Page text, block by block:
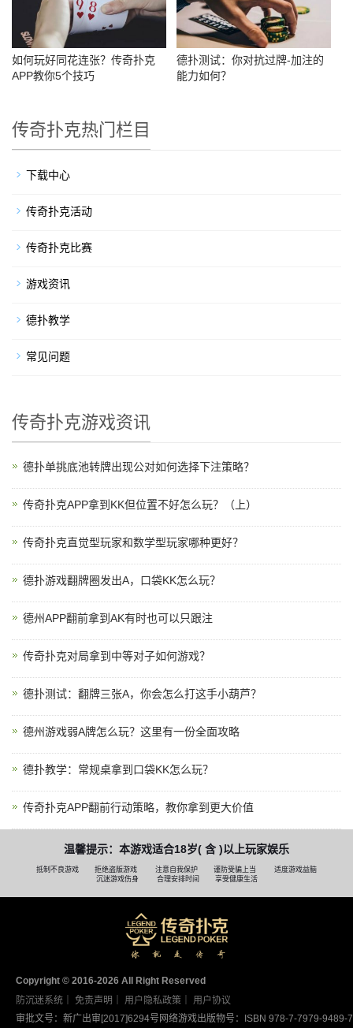
如何玩好同花连张？传奇扑克
APP教你5个技巧
德扑测试：你对抗过牌-加注的
能力如何？
传奇扑克热门栏目
下载中心
传奇扑克活动
传奇扑克比赛
游戏资讯
德扑教学
常见问题
传奇扑克游戏资讯
德扑单挑底池转牌出现公对如何选择下注策略？
传奇扑克APP拿到KK但位置不好怎么玩？（上）
传奇扑克直觉型玩家和数学型玩家哪种更好？
德扑游戏翻牌圈发出A，口袋KK怎么玩？
德州APP翻前拿到AK有时也可以只跟注
传奇扑克对局拿到中等对子如何游戏？
德扑测试：翻牌三张A，你会怎么打这手小葫芦？
德州游戏弱A牌怎么玩？这里有一份全面攻略
德扑教学：常规桌拿到口袋KK怎么玩？
传奇扑克APP翻前行动策略，教你拿到更大价值
温馨提示：本游戏适合18岁( 含 )以上玩家娱乐
抵制不良游戏 拒绝盗版游戏 注意自我保护 谨防受骗上当
适度游戏益脑
沉迷游戏伤身
合理安排时间 享受健康生活
Copyright © 2016-2026 AII Right Reserved
防沉迷系统
免责声明 用户隐私政策
用户协议
审批文号：新广出审[2017]6294号 网络游戏出版物号：ISBN 978-7-7979-9489-7